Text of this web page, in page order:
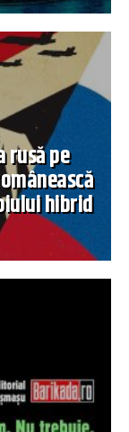
rusă pe
hibrid